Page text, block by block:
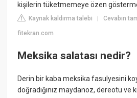
kişilerin tüketmemeye özen
Kaynak kaldırma talebi |Cevabın
fitekran.com
Meksika salatası nedir?
Derin bir kaba meksika fasulyesini
doğradığınız maydanoz, dereotu ve